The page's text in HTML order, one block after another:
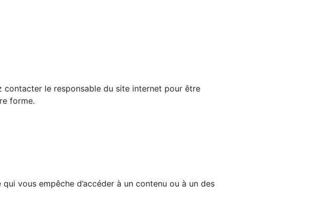
contacter le responsable du site internet pour être
forme.
vous empêche d’accéder à un contenu ou à un des